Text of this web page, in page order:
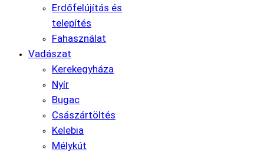
Erdőfelújítás és
telepítés
Fahasználat
Vadászat
Kerekegyháza
Nyír
Bugac
Császártöltés
Kelebia
Mélykút